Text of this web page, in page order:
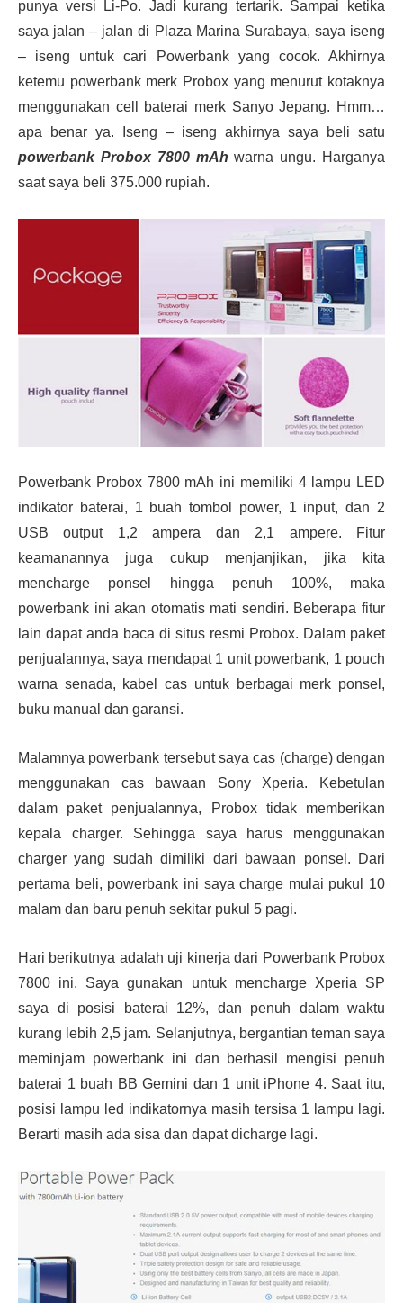
punya versi Li-Po. Jadi kurang tertarik. Sampai ketika
saya jalan – jalan di Plaza Marina Surabaya, saya iseng
– iseng untuk cari Powerbank yang cocok. Akhirnya
ketemu powerbank merk Probox yang menurut kotaknya
menggunakan cell baterai merk Sanyo Jepang. Hmm…
apa benar ya. Iseng – iseng akhirnya saya beli satu
powerbank Probox 7800 mAh warna ungu. Harganya
saat saya beli 375.000 rupiah.
Powerbank Probox 7800 mAh ini memiliki 4 lampu LED
indikator baterai, 1 buah tombol power, 1 input, dan 2
USB output 1,2 ampera dan 2,1 ampere. Fitur
keamanannya juga cukup menjanjikan, jika kita
mencharge ponsel hingga penuh 100%, maka
powerbank ini akan otomatis mati sendiri. Beberapa fitur
lain dapat anda baca di situs resmi Probox. Dalam paket
penjualannya, saya mendapat 1 unit powerbank, 1 pouch
warna senada, kabel cas untuk berbagai merk ponsel,
buku manual dan garansi.
Malamnya powerbank tersebut saya cas (charge) dengan
menggunakan cas bawaan Sony Xperia. Kebetulan
dalam paket penjualannya, Probox tidak memberikan
kepala charger. Sehingga saya harus menggunakan
charger yang sudah dimiliki dari bawaan ponsel. Dari
pertama beli, powerbank ini saya charge mulai pukul 10
malam dan baru penuh sekitar pukul 5 pagi.
Hari berikutnya adalah uji kinerja dari Powerbank Probox
7800 ini. Saya gunakan untuk mencharge Xperia SP
saya di posisi baterai 12%, dan penuh dalam waktu
kurang lebih 2,5 jam. Selanjutnya, bergantian teman saya
meminjam powerbank ini dan berhasil mengisi penuh
baterai 1 buah BB Gemini dan 1 unit iPhone 4. Saat itu,
posisi lampu led indikatornya masih tersisa 1 lampu lagi.
Berarti masih ada sisa dan dapat dicharge lagi.